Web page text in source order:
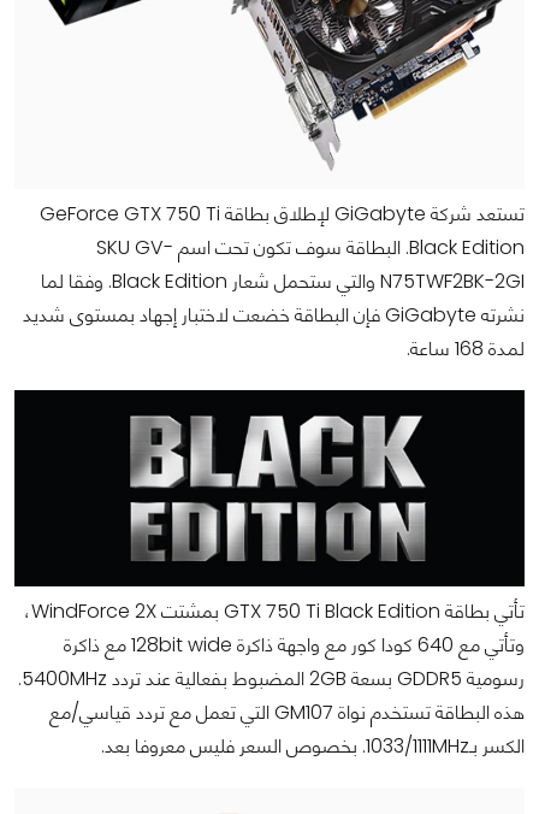
تستعد شركة GiGabyte لإطلاق بطاقة GeForce GTX 750 Ti
Black Edition. البطاقة سوف تكون تحت اسم SKU GV-
N75TWF2BK-2GI والتي ستحمل شعار Black Edition. وفقا لما
نشرته GiGabyte فإن البطاقة خضعت لاختبار إجهاد بمستوى شديد
لمدة 168 ساعة.
تأتي بطاقة GTX 750 Ti Black Edition بمشتت WindForce 2X،
وتأتي مع 640 كودا كور مع واجهة ذاكرة 128bit wide مع ذاكرة
رسومية GDDR5 بسعة 2GB المضبوط بفعالية عند تردد 5400MHz.
هذه البطاقة تستخدم نواة GM107 التي تعمل مع تردد قياسي/مع
الكسر بـ1033/1111MHz. بخصوص السعر فليس معروفا بعد.